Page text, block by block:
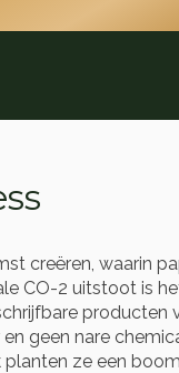
creëren, waarin
CO-2 uitstoot is
geen nare
planten ze een